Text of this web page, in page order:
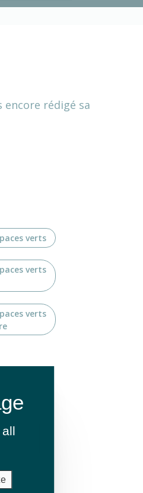
encore rédigé sa
verts
verts
verts